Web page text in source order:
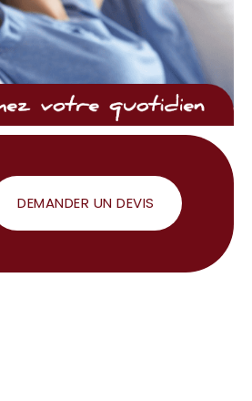
DEMANDER UN DEVIS